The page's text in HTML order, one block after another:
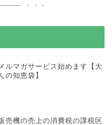
ルマガサービス始めます【大
の知恵袋】
売機の売上の消費税の課税区